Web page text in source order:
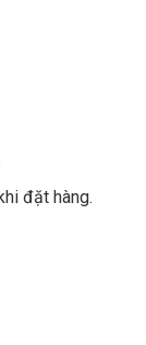
đặt hàng.